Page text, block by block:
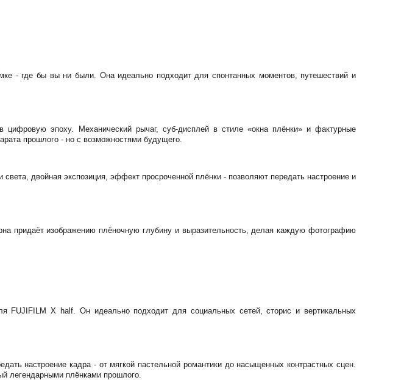
- где бы вы ни были. Она идеально подходит для спонтанных моментов, путешествий и
цифровую эпоху. Механический рычаг, суб-дисплей в стиле «окна плёнки» и фактурные
прошлого - но с возможностями будущего.
двойная экспозиция, эффект просроченной плёнки - позволяют передать настроение и
придаёт изображению плёночную глубину и выразительность, делая каждую фотографию
FUJIFILM X half. Он идеально подходит для социальных сетей, сторис и вертикальных
настроение кадра - от мягкой пастельной романтики до насыщенных контрастных сцен.
легендарными плёнками прошлого.